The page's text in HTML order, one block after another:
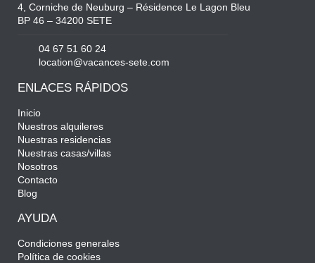
4, Corniche de Neuburg – Résidence Le Lagon Bleu
BP 46 – 34200 SETE
04 67 51 60 24
location@vacances-sete.com
ENLACES RÁPIDOS
Inicio
Nuestros alquileres
Nuestras residencias
Nuestras casas/villas
Nosotros
Contacto
Blog
AYUDA
Condiciones generales
Política de cookies